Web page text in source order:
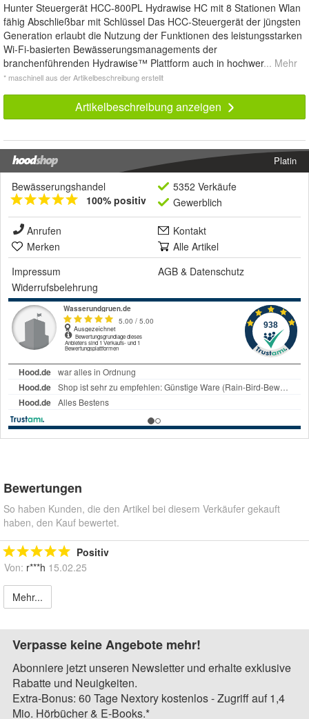
Hunter Steuergerät HCC-800PL Hydrawise HC mit 8 Stationen Wlan
fähig Abschließbar mit Schlüssel Das HCC-Steuergerät der jüngsten
Generation erlaubt die Nutzung der Funktionen des leistungsstarken
Wi-Fi-basierten Bewässerungsmanagements der
branchenführenden Hydrawise™ Plattform auch in hochwer... Mehr
* maschinell aus der Artikelbeschreibung erstellt
Artikelbeschreibung anzeigen
Platin
Bewässerungshandel
100% positiv
5352 Verkäufe
Gewerblich
Anrufen
Kontakt
Merken
Alle Artikel
Impressum
AGB & Datenschutz
Widerrufsbelehrung
Bewertungen
So haben Kunden, die den Artikel bei diesem Verkäufer gekauft
haben, den Kauf bewertet.
Positiv
Von: r***h 15.02.25
Mehr...
Verpasse keine Angebote mehr!
Abonniere jetzt unseren Newsletter und erhalte exklusive
Rabatte und Neuigkeiten.
Extra-Bonus: 60 Tage Nextory kostenlos - Zugriff auf 1,4
Mio. Hörbücher & E-Books.*